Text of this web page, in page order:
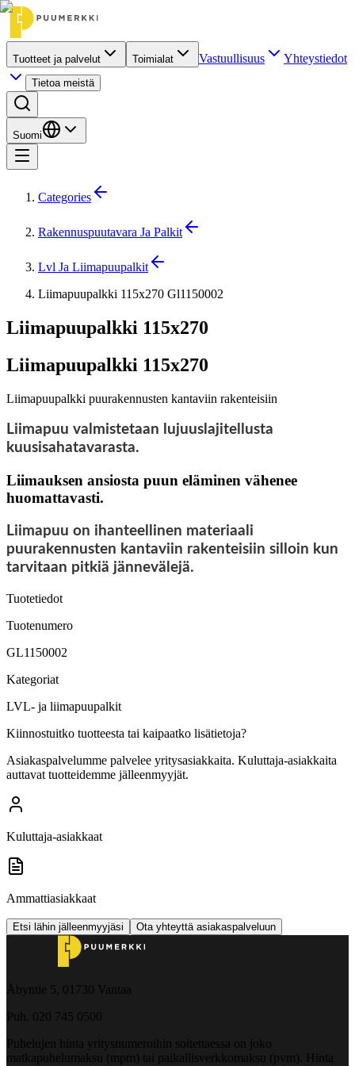
Tuotteet ja palvelut Toimialat Vastuullisuus Yhteystiedot
Tietoa meistä
Suomi
Categories
Rakennuspuutavara Ja Palkit
Lvl Ja Liimapuupalkit
Liimapuupalkki 115x270 Gl1150002
Liimapuupalkki 115x270
Liimapuupalkki 115x270
Liimapuupalkki puurakennusten kantaviin rakenteisiin
Liimapuu valmistetaan lujuuslajitellusta
kuusisahatavarasta.
Liimauksen ansiosta puun eläminen vähenee
huomattavasti.
Liimapuu on ihanteellinen materiaali
puurakennusten kantaviin rakenteisiin silloin kun
tarvitaan pitkiä jännevälejä.
Tuotetiedot
Tuotenumero
GL1150002
Kategoriat
LVL- ja liimapuupalkit
Kiinnostuitko tuotteesta tai kaipaatko lisätietoja?
Asiakaspalvelumme palvelee yritysasiakkaita. Kuluttaja-asiakkaita
auttavat tuotteidemme jälleenmyyjät.
Kuluttaja-asiakkaat
Ammattiasiakkaat
Etsi lähin jälleenmyyjäsi Ota yhteyttä asiakaspalveluun
Åbyntie 5, 01730 Vantaa
Puh. 020 745 0500
Puhelujen hinta yritysnumeroihin soitettaessa on joko
matkapuhelumaksu (mpm) tai paikallisverkkomaksu (pvm). Hinta